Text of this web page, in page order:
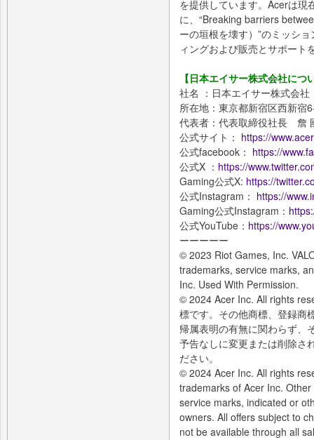
を提供しています。Acerは現
に、“Breaking barriers
ーの垣根を壊す）”のミッシ
ィングおよび販売とサポート
【日本エイサー株式会社につ
社名 ：日本エイサー株式会社
所在地：東京都新宿区西新宿
代表者：代表取締役社長 詹
公式サイト： https://
公式facebook： https://
公式X ： https://
Gaming公式X: https://
公式Instagram： https://
Gaming公式Instagram：
公式YouTube： https://
ーーーーー
© 2023 Riot Games, Inc.
trademarks, service marks,
Inc. Used With Permission.
© 2024 Acer Inc. All rights
標です。その他商標、登録商
帰属表明の有無に関わらず、
予告なしに変更または削除さ
ださい。
© 2024 Acer Inc. All rights
trademarks of Acer Inc.
service marks, indicated or
owners. All offers subject to
not be available through all